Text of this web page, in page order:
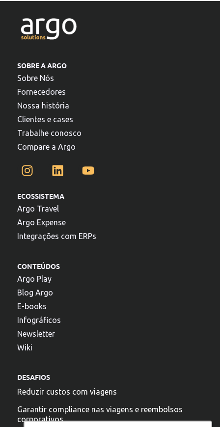
SOBRE A ARGO
Sobre Nós
Fornecedores
Nossa história
Clientes e cases
Trabalhe conosco
Compare a Argo
ECOSSISTEMA
Argo Travel
Argo Expense
Integrações com ERPs
CONTEÚDOS
Argo Play
Blog Argo
E-books
Infográficos
Newsletter
Wiki
DESAFIOS
Reduzir custos com viagens
Garantir compliance nas viagens e reembolsos
corporativos